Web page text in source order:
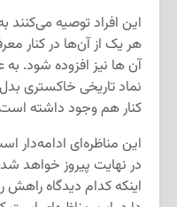
این افراد توصیه
هر یک از آن‌ها در کنار
آن ها نیز افزوده شود. به
نماد تاریخی خاکستری
کنار هم وجود داشته
این مناظره‌ای ادامه‌دار
در نهایت پیروز خواهد
اینکه کدام دیدگاه